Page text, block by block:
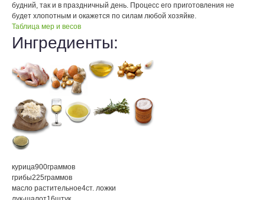
будний, так и в праздничный день. Процесс его приготовления не
будет хлопотным и окажется по силам любой хозяйке.
Таблица мер и весов
Ингредиенты:
курица900граммов
грибы225граммов
масло растительное4ст. ложки